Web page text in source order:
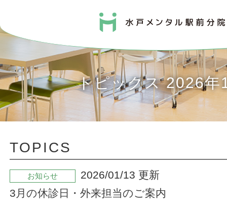
トピックス 2026年
TOPICS
お知らせ
2026/01/13 更新
3月の休診日・外来担当のご案内